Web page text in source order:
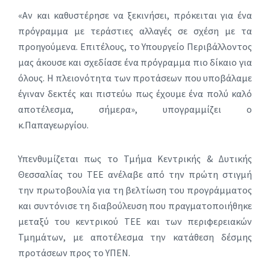
«Αν και καθυστέρησε να ξεκινήσει, πρόκειται για ένα
πρόγραμμα με τεράστιες αλλαγές σε σχέση με τα
προηγούμενα. Επιτέλους, το Υπουργείο Περιβάλλοντος
μας άκουσε και σχεδίασε ένα πρόγραμμα πιο δίκαιο για
όλους. Η πλειονότητα των προτάσεων που υποβάλαμε
έγιναν δεκτές και πιστεύω πως έχουμε ένα πολύ καλό
αποτέλεσμα, σήμερα», υπογραμμίζει ο
κ.Παπαγεωργίου.
Υπενθυμίζεται πως το Τμήμα Κεντρικής & Δυτικής
Θεσσαλίας του ΤΕΕ ανέλαβε από την πρώτη στιγμή
την πρωτοβουλία για τη βελτίωση του προγράμματος
και συντόνισε τη διαβούλευση που πραγματοποιήθηκε
μεταξύ του κεντρικού ΤΕΕ και των περιφερειακών
Τμημάτων, με αποτέλεσμα την κατάθεση δέσμης
προτάσεων προς το ΥΠΕΝ.